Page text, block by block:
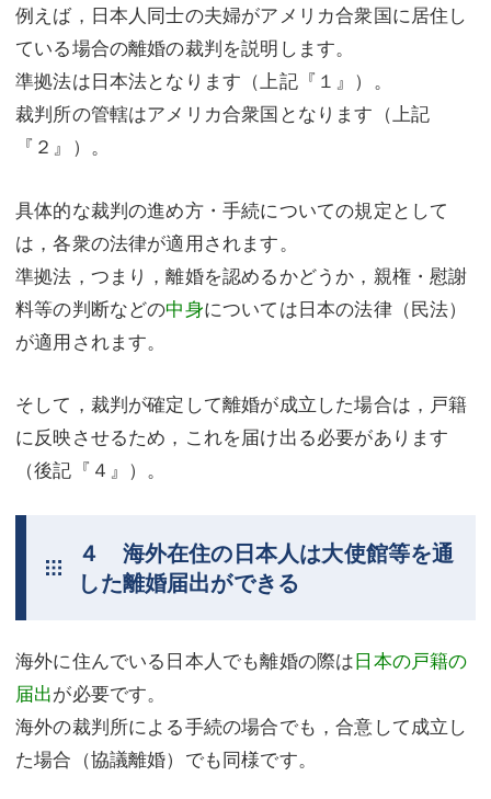
例えば，日本人同士の夫婦がアメリカ合衆国に居住し
ている場合の離婚の裁判を説明します。
準拠法は日本法となります（上記『１』）。
裁判所の管轄はアメリカ合衆国となります（上記
『２』）。
具体的な裁判の進め方・手続についての規定として
は，各衆の法律が適用されます。
準拠法，つまり，離婚を認めるかどうか，親権・慰謝
料等の判断などの中身については日本の法律（民法）
が適用されます。
そして，裁判が確定して離婚が成立した場合は，戸籍
に反映させるため，これを届け出る必要があります
（後記『４』）。
４ 海外在住の日本人は大使館等を通
した離婚届出ができる
海外に住んでいる日本人でも離婚の際は日本の戸籍の
届出が必要です。
海外の裁判所による手続の場合でも，合意して成立し
た場合（協議離婚）でも同様です。